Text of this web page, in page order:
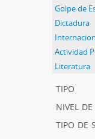
Golpe de
Dictadura
Actividad
Literatura
tipo
nivel
tipo de